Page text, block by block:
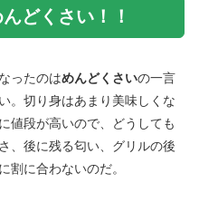
どくさい！！
ったのはめんどくさいの一言
。切り身はあまり美味しくな
値段が高いので、どうしても
、後に残る匂い、グリルの後
割に合わないのだ。